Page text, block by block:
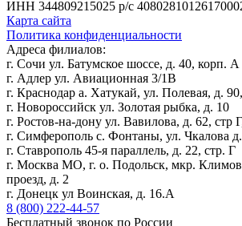
ИНН 344809215025 р/с
Карта сайта
Политика конфиденциальности
Адреса филиалов:
г. Сочи ул. Батумское шоссе, д. 40, корп. А
г. Адлер ул. Авиационная 3/1В
г. Краснодар а. Хатукай, ул. Полевая, д.
г. Новороссийск ул. Золотая рыбка, д. 10
г. Ростов-на-дону ул. Вавилова, д. 62, стр
г. Симферополь с. Фонтаны, ул. Чкалова
г. Ставрополь 45-я параллель, д. 22, стр. Г
г. Москва МО, г. о. Подольск, мкр.
проезд, д. 2
г. Донецк ул Воинская, д. 16.А
8 (800) 222-44-57
Бесплатный звонок по России